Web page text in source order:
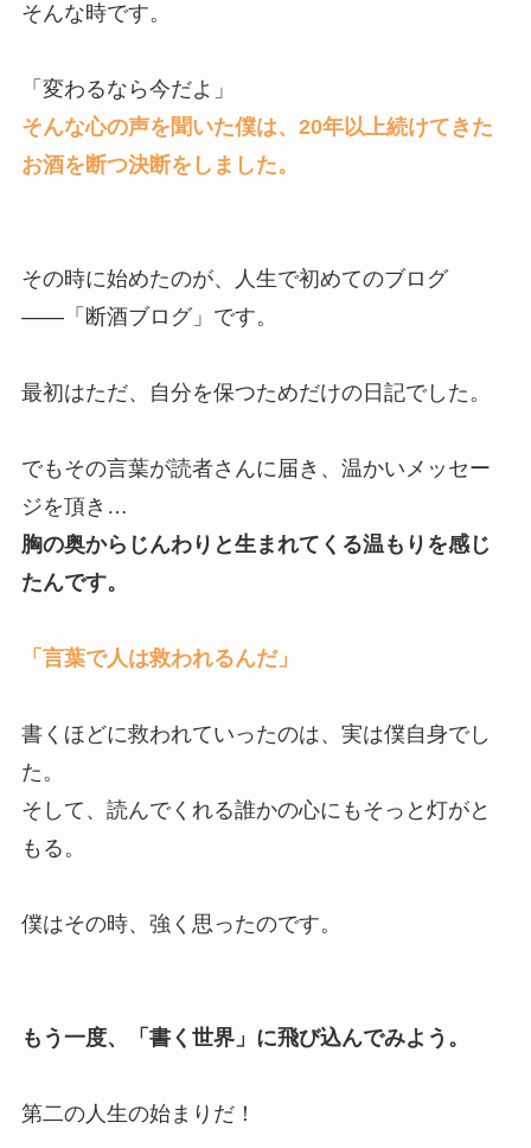
そんな時です。
「変わるなら今だよ」
そんな心の声を聞いた僕は、20年以上続けてきた
お酒を断つ決断をしました。
その時に始めたのが、人生で初めてのブログ
――「断酒ブログ」です。
最初はただ、自分を保つためだけの日記でした。
でもその言葉が読者さんに届き、温かいメッセー
ジを頂き…
胸の奥からじんわりと生まれてくる温もりを感じ
たんです。
「言葉で人は救われるんだ」
書くほどに救われていったのは、実は僕自身でし
た。
そして、読んでくれる誰かの心にもそっと灯がと
もる。
僕はその時、強く思ったのです。
もう一度、「書く世界」に飛び込んでみよう。
第二の人生の始まりだ！